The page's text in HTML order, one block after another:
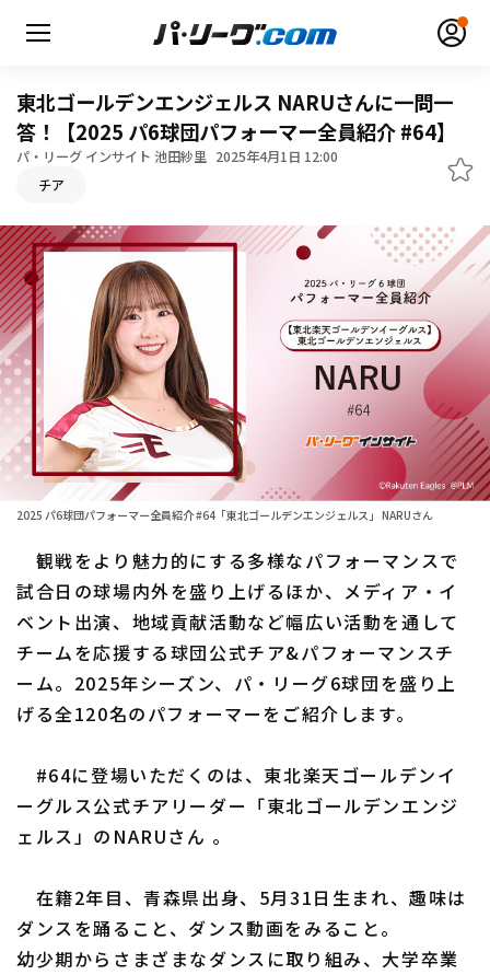
無料アカウント登録
HOME
動画
日程・結果
順位表･成績
1軍公式戦
ファーム東地区
ファーム中地区
交流戦
選手名鑑
北海道日本ハムファイターズ
東北楽天ゴールデンイーグルス
埼玉西武ライオンズ
千葉ロッテマリーンズ
オリックス・バファローズ
福岡ソフトバンクホークス
設定
東北ゴールデンエンジェルス NARUさんに一問一
答！【2025 パ6球団パフォーマー全員紹介 #64】
パ・リーグ インサイト 池田紗里 2025年4月1日 12:00
チア
2025 パ6球団パフォーマー全員紹介 #64「東北ゴールデンエンジェルス」 NARUさん
観戦をより魅力的にする多様なパフォーマンスで
試合日の球場内外を盛り上げるほか、メディア・イ
ベント出演、地域貢献活動など幅広い活動を通して
チームを応援する球団公式チア&パフォーマンスチ
ーム。2025年シーズン、パ・リーグ6球団を盛り上
げる全120名のパフォーマーをご紹介します。
#64に登場いただくのは、東北楽天ゴールデンイ
ーグルス公式チアリーダー「東北ゴールデンエンジ
ェルス」のNARUさん 。
在籍2年目、青森県出身、5月31日生まれ、趣味は
ダンスを踊ること、ダンス動画をみること。
幼少期からさまざまなダンスに取り組み、大学卒業